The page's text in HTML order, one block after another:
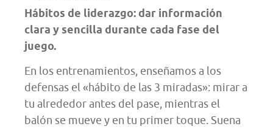
Hábitos de liderazgo: dar información
clara y sencilla durante cada fase del
juego.
En los entrenamientos, enseñamos a los
defensas el «hábito de las 3 miradas»: mirar a
tu alrededor antes del pase, mientras el
balón se mueve y en tu primer toque. Suena